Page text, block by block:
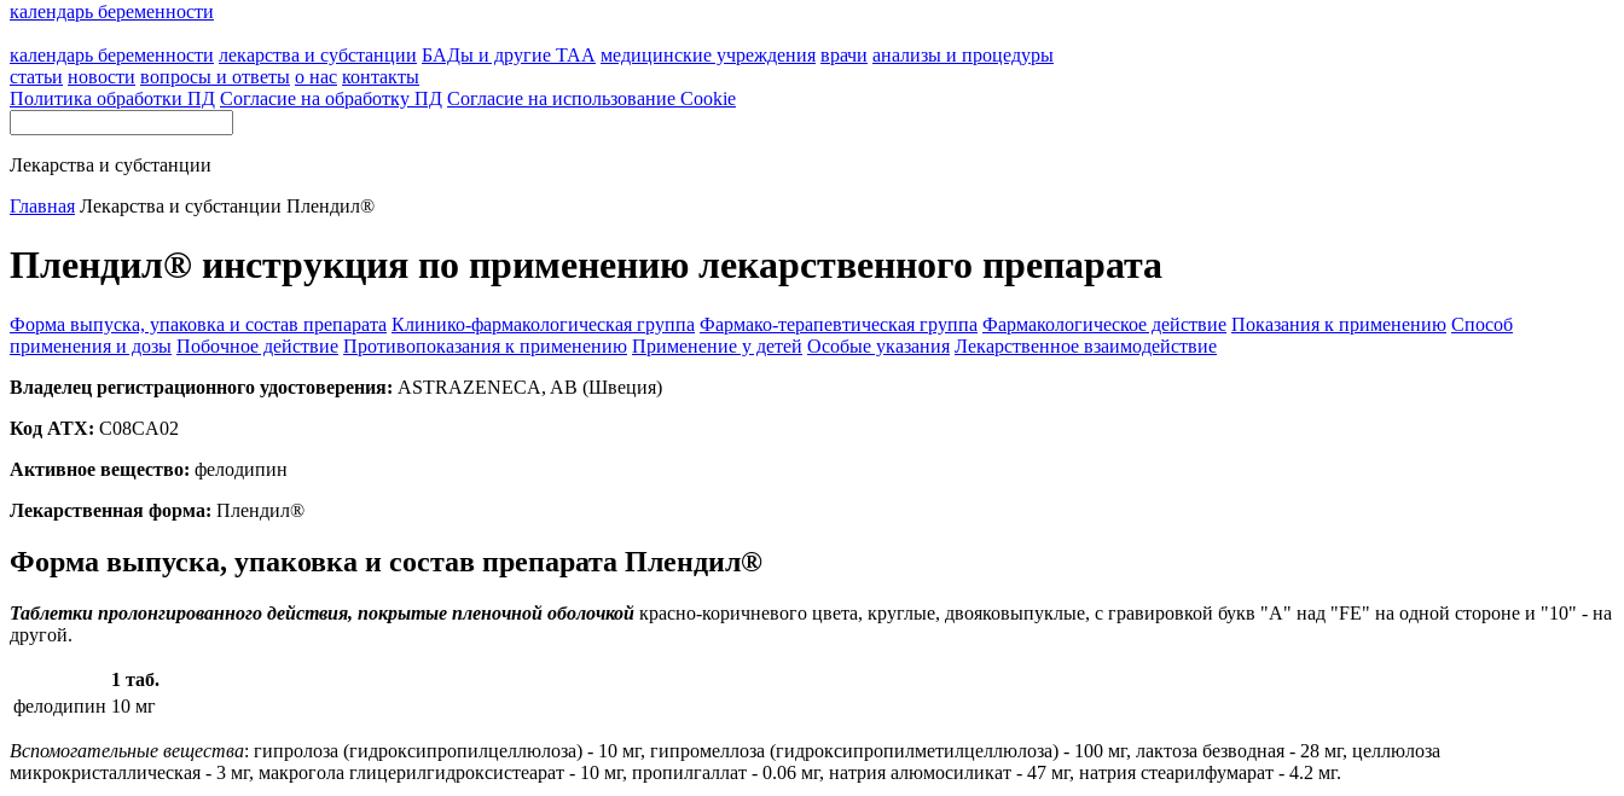
календарь беременности
календарь беременности лекарства и субстанции БАДы и другие ТАА медицинские учреждения врачи анализы и процедуры
статьи новости вопросы и ответы о нас контакты
Политика обработки ПД Согласие на обработку ПД Согласие на использование Cookie
Лекарства и субстанции
Главная Лекарства и субстанции Плендил®
Плендил® инструкция по применению лекарственного препарата
Форма выпуска, упаковка и состав препарата Клинико-фармакологическая группа Фармако-терапевтическая группа Фармакологическое действие Показания к применению Способ
применения и дозы Побочное действие Противопоказания к применению Применение у детей Особые указания Лекарственное взаимодействие
Владелец регистрационного удостоверения: ASTRAZENECA, AB (Швеция)
Код ATX: C08CA02
Активное вещество: фелодипин
Лекарственная форма: Плендил®
Форма выпуска, упаковка и состав препарата Плендил®
Таблетки пролонгированного действия, покрытые пленочной оболочкой красно-коричневого цвета, круглые, двояковыпуклые, с гравировкой букв "А" над "FE" на одной стороне и "10" - на
другой.
1 таб.
фелодипин 10 мг
Вспомогательные вещества: гипролоза (гидроксипропилцеллюлоза) - 10 мг, гипромеллоза (гидроксипропилметилцеллюлоза) - 100 мг, лактоза безводная - 28 мг, целлюлоза
микрокристаллическая - 3 мг, макрогола глицерилгидроксистеарат - 10 мг, пропилгаллат - 0.06 мг, натрия алюмосиликат - 47 мг, натрия стеарилфумарат - 4.2 мг.